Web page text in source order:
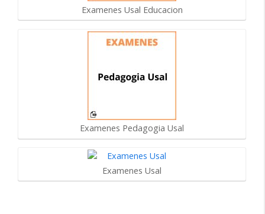
Examenes Usal Educacion
Examenes Pedagogia Usal
Examenes Usal